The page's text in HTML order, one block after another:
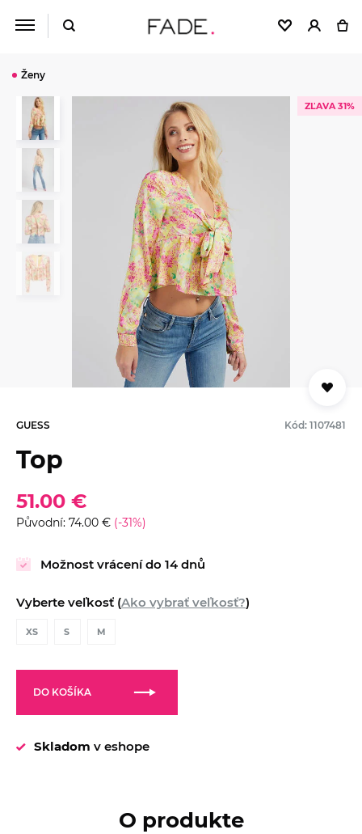
Ženy
ZĽAVA 31%
GUESS Kód: 1107481
Top
51.00 €
Původní: 74.00 € (-31%)
Možnost vrácení do 14 dnů
Vyberte veľkosť (Ako vybrať veľkosť?)
XS S M
DO KOŠÍKA
Skladom v eshope
O produkte